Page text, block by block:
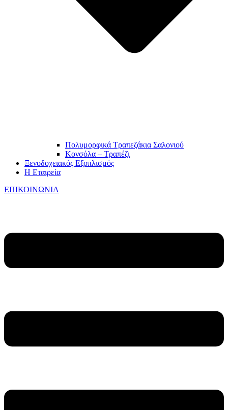
Πολυμορφικά Τραπεζάκια Σαλονιού
Κονσόλα – Τραπέζι
Ξενοδοχειακός Εξοπλισμός
Η Εταιρεία
ΕΠΙΚΟΙΝΩΝΙΑ